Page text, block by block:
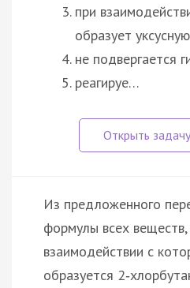
при
образует
не подвергается
реагируе…
Из предложенного
формулы всех веществ,
взаимодействии с
образуется